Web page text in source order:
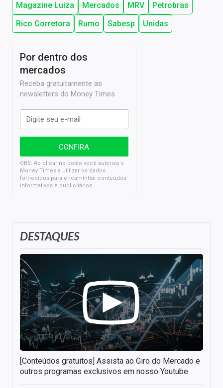
Magazine Luiza
Mercados MRV
Petrobras
Rico Corretora
Rumo Sabesp Unidas
DESTAQUES
[Conteúdos gratuitos] Assista ao Giro do Mercado e
outros programas exclusivos em nosso Youtube
Por dentro dos
mercados
Receba gratuitamente as
newsletters do Money Times
OBS: Ao clicar no botão você autoriza o
Money Times a utilizar os dados
fornecidos para encaminhar conteúdos
informativos e publicitários.